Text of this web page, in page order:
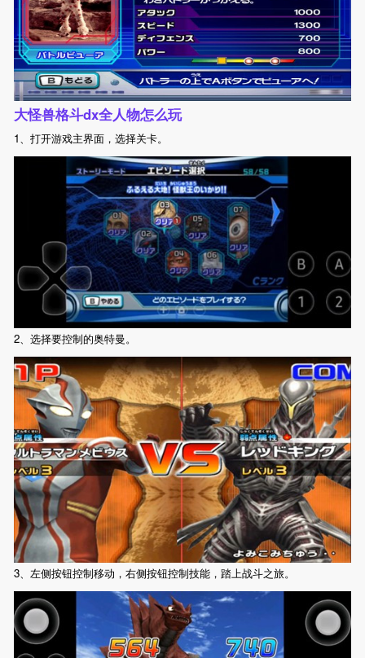
大怪兽格斗dx全人物怎么玩
1、打开游戏主界面，选择关卡。
2、选择要控制的奥特曼。
3、左侧按钮控制移动，右侧按钮控制技能，踏上战斗之旅。